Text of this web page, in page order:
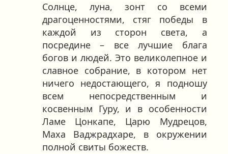
Солнце, луна, зонт со всеми
драгоценностями, стяг победы в
каждой из сторон света, а
посредине – все лучшие блага
богов и людей. Это великолепное и
славное собрание, в котором нет
ничего недостающего, я подношу
всем непосредственным и
косвенным Гуру, и в особенности
Ламе Цонкапе, Царю Мудрецов,
Маха Ваджрадхаре, в окружении
полной свиты божеств.